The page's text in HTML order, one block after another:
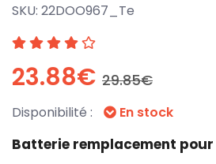
SKU: 22DOO967_Te
23.88€ 29.85€
Disponibilité : En stock
Batterie remplacement pour